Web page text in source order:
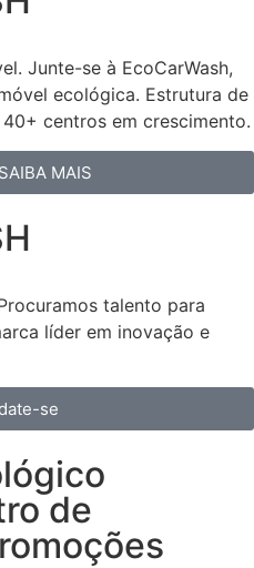
Junte-se à EcoCarWash,
ecológica. Estrutura de
centros em crescimento.
MAIS
talento para
líder em inovação e
se
de